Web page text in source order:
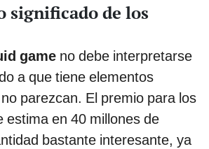
significado de los
game no debe interpretarse
a que tiene elementos
parezcan. El premio para los
estima en 40 millones de
bastante interesante, ya